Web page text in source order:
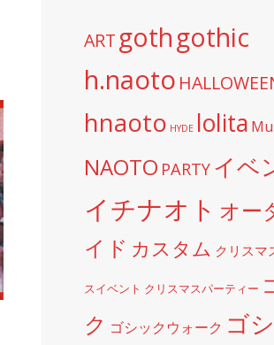
ART gothgothic
h.naoto
hnaoto HYDE lolita
NAOTO PARTY イベ
イチナオト オー
イド カスタム クリスマ
スイベント クリスマスパーティー
ク ゴシックウォーク ゴ